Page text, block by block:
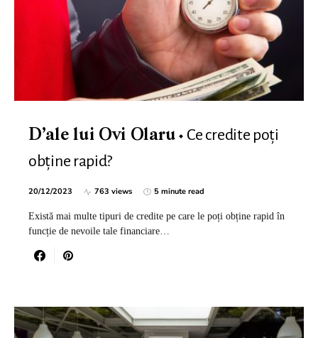
D’ale lui Ovi Olaru
Ce credite poți
obține rapid?
20/12/2023 763 views 5 minute read
Există mai multe tipuri de credite pe care le poți obține rapid în
funcție de nevoile tale financiare…